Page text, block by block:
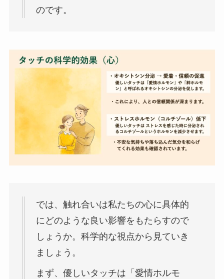
のです。
では、触れ合いは私たちの心に具体的
にどのような良い影響をもたらすので
しょうか。科学的な視点から見ていき
ましょう。
まず、優しいタッチは「愛情ホルモ